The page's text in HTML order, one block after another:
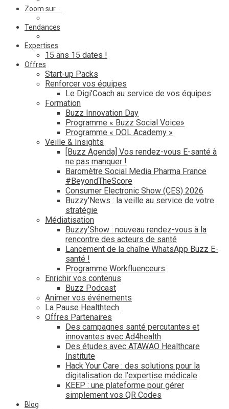
Zoom sur …
Tendances
Expertises
15 ans 15 dates !
Offres
Start-up Packs
Renforcer vos équipes
Le Digi’Coach au service de vos équipes
Formation
Buzz Innovation Day
Programme « Buzz Social Voice»
Programme « DOL Academy »
Veille & Insights
[Buzz Agenda] Vos rendez-vous E-santé à
ne pas manquer !
Baromètre Social Media Pharma France
#BeyondTheScore
Consumer Electronic Show (CES) 2026
Buzzy’News : la veille au service de votre
stratégie
Médiatisation
Buzzy’Show : nouveau rendez-vous à la
rencontre des acteurs de santé
Lancement de la chaîne WhatsApp Buzz E-
santé !
Programme Workfluenceurs
Enrichir vos contenus
Buzz Podcast
Animer vos événements
La Pause Healthtech
Offres Partenaires
Des campagnes santé percutantes et
innovantes avec Ad4health
Des études avec ATAWAO Healthcare
Institute
Hack Your Care : des solutions pour la
digitalisation de l’expertise médicale
KEEP : une plateforme pour gérer
simplement vos QR Codes
Blog